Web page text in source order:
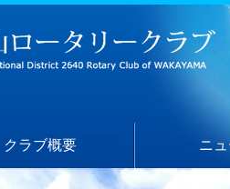
クラブ概要 ニ